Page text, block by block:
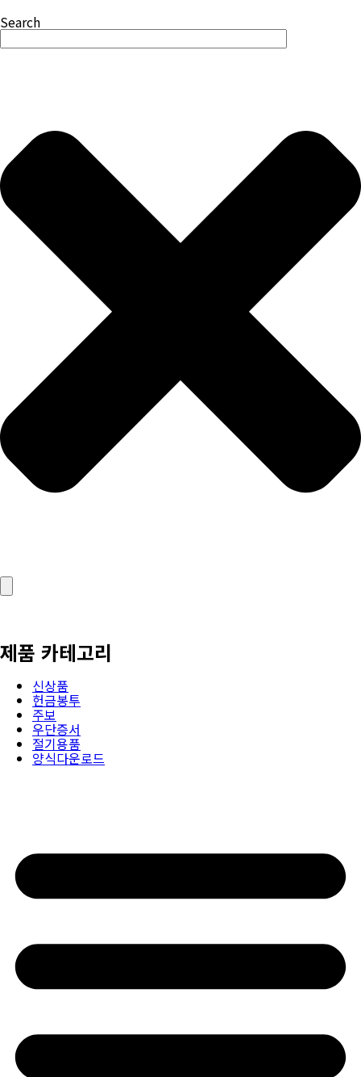
Search
제품 카테고리
신상품
헌금봉투
주보
우단증서
절기용품
양식다운로드